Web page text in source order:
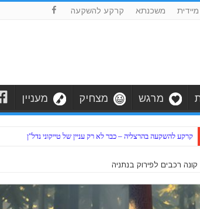
משכנתא קרקע להשקעה
מרגש מצחיק מעניין
קרקע להשקעה בהרצליה – כבר לא רק עניין של טייקוני נדל"ן
קונה רכבים לפירוק בנתניה